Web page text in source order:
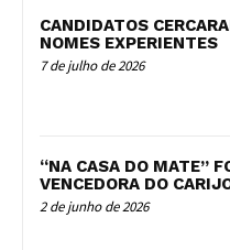
CANDIDATOS
NOMES EXPERIENTES
7 de julho de 2026
“NA CASA DO MATE”
VENCEDORA DO
2 de junho de 2026